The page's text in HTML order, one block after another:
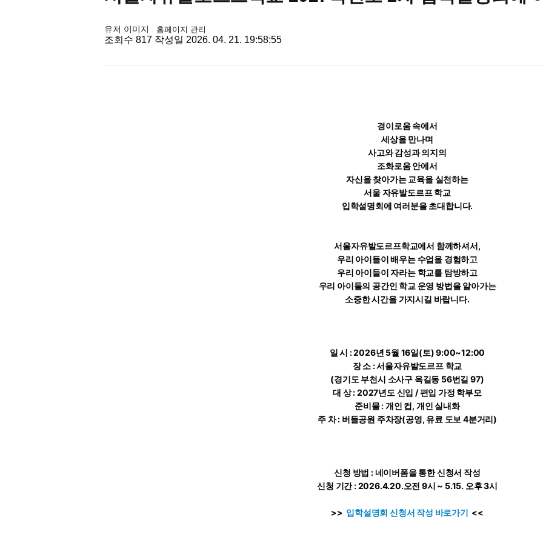
유저 이미지 홈페이지 관리
조회수 817 작성일 2026. 04. 21. 19:58:55
경이로움 속에서
세상을 만나며
사고와 감성과 의지의
조화로움 안에서
자신을 찾아가는 교육을 실천하는
서울 자유발도르프 학교
입학설명회에 여러분을 초대합니다.
서울자유발도르프학교에서 함께하셔서,
우리 아이들이 배우는 수업을 경험하고
우리 아이들이 자라는 학교를 탐방하고
우리 아이들의 공간인 학교 운영 방법을 알아가는
소중한 시간을 가지시길 바랍니다.
일 시 : 2026년 5월 16일(토) 9:00~12:00
장 소 : 서울자유발도르프 학교
(경기도 부천시 소사구 옥길동 56번길 97)
대 상 : 2027년도 신입 / 편입 가정 학부모
준비물 : 개인 컵, 개인 실내화
주 차 : 버들공원 주차장(공영, 유료 도보 4분거리)
신청 방법 : 네이버폼을 통한 신청서 작성
신청 기간 : 2026.4.20.오전 9시 ~ 5.15. 오후 3시
>> 입학설명회 신청서 작성 바로가기 <<